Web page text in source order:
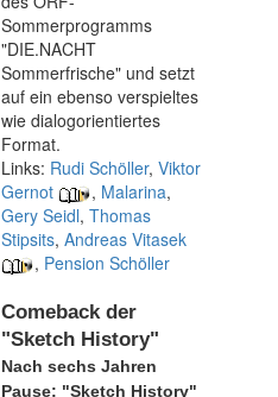
Sommerprogramms
"DIE.NACHT
Sommerfrische" und setzt
auf ein ebenso verspieltes
wie dialogorientiertes
Format.
Links: Rudi Schöller, Viktor
Gernot
, Malarina,
Gery Seidl, Thomas
Stipsits, Andreas Vitasek
, Pension Schöller
Comeback der
"Sketch History"
Nach sechs Jahren
Pause: "Sketch History"